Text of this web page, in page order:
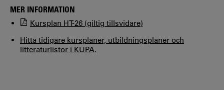
MER INFORMATION
Kursplan HT-26 (giltig tillsvidare)
Hitta tidigare kursplaner, utbildningsplaner och
litteraturlistor i KUPA.